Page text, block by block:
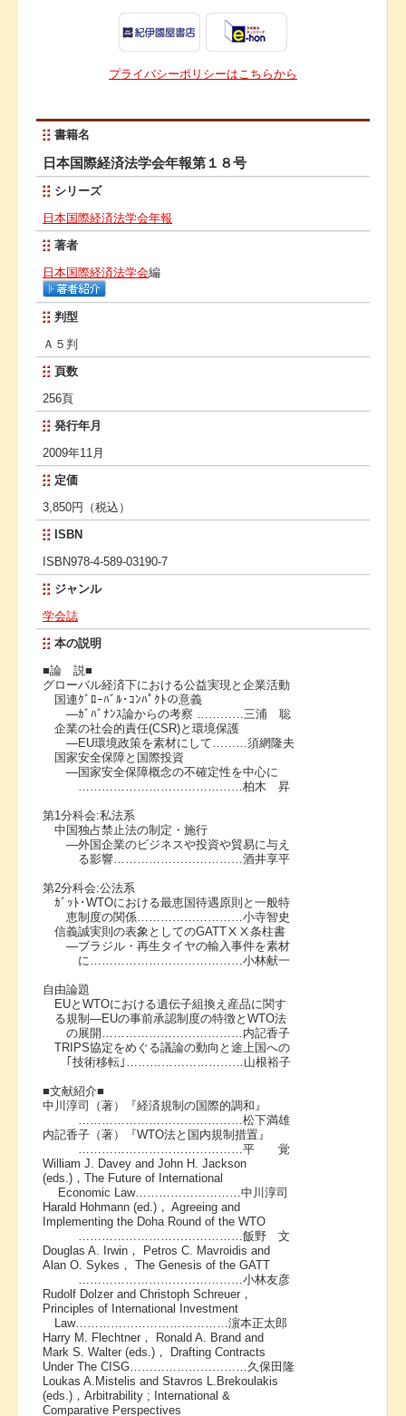
プライバシーポリシーはこちらから
書籍名
日本国際経済法学会年報第１８号
シリーズ
日本国際経済法学会年報
著者
日本国際経済法学会編
判型
Ａ５判
頁数
256頁
発行年月
2009年11月
定価
3,850円（税込）
ISBN
ISBN978-4-589-03190-7
ジャンル
学会誌
本の説明
■論 説■
グローバル経済下における公益実現と企業活動
国連ｸﾞﾛｰﾊﾞﾙ･ｺﾝﾊﾟｸﾄの意義
―ｶﾞﾊﾞﾅﾝｽ論からの考察 …………三浦 聡
企業の社会的責任(CSR)と環境保護
―EU環境政策を素材にして………須網隆夫
国家安全保障と国際投資
―国家安全保障概念の不確定性を中心に
……………………………………柏木 昇
第1分科会:私法系
中国独占禁止法の制定・施行
―外国企業のビジネスや投資や貿易に与え
る影響……………………………酒井享平
第2分科会:公法系
ｶﾞｯﾄ･WTOにおける最恵国待遇原則と一般特
恵制度の関係………………………小寺智史
信義誠実則の表象としてのGATTⅩⅩ条柱書
―ブラジル・再生タイヤの輸入事件を素材
に…………………………………小林献一
自由論題
EUとWTOにおける遺伝子組換え産品に関す
る規制―EUの事前承認制度の特徴とWTO法
の展開………………………………内記香子
TRIPS協定をめぐる議論の動向と途上国への
｢技術移転｣…………………………山根裕子
■文献紹介■
中川淳司（著）『経済規制の国際的調和』
……………………………………松下満雄
内記香子（著）『WTO法と国内規制措置』
……………………………………平 覚
William J. Davey and John H. Jackson
(eds.)，The Future of International
Economic Law………………………中川淳司
Harald Hohmann (ed.)， Agreeing and
Implementing the Doha Round of the WTO
……………………………………飯野 文
Douglas A. Irwin， Petros C. Mavroidis and
Alan O. Sykes， The Genesis of the GATT
……………………………………小林友彦
Rudolf Dolzer and Christoph Schreuer，
Principles of International Investment
Law…………………………………濵本正太郎
Harry M. Flechtner， Ronald A. Brand and
Mark S. Walter (eds.)， Drafting Contracts
Under The CISG…………………………久保田隆
Loukas A.Mistelis and Stavros L.Brekoulakis
(eds.)，Arbitrability ; International &
Comparative Perspectives